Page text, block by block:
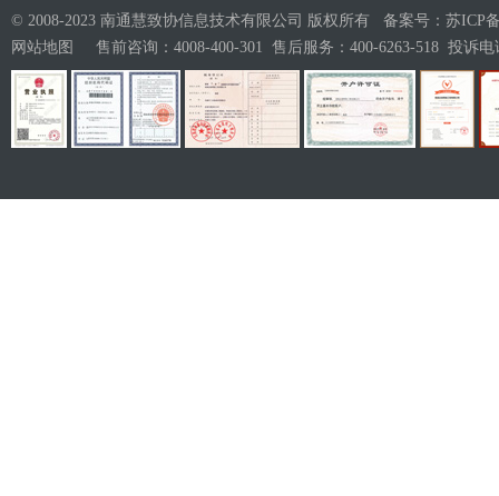
© 2008-2023 南通慧致协信息技术有限公司 版权所有 备案号： 苏ICP
网站地图
售前咨询：4008-400-301 售后服务：400-6263-518 投诉